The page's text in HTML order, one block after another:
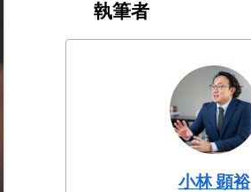
執筆者
小林 顕裕